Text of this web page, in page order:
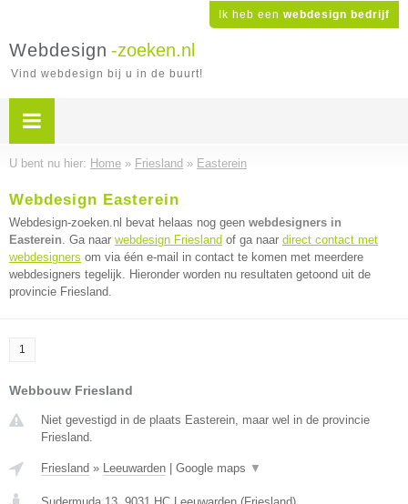
Ik heb een webdesign bedrijf
Webdesign -zoeken.nl
Vind webdesign bij u in de buurt!
U bent nu hier: Home » Friesland » Easterein
Webdesign Easterein
Webdesign-zoeken.nl bevat helaas nog geen webdesigners in
Easterein. Ga naar webdesign Friesland of ga naar direct contact met
webdesigners om via één e-mail in contact te komen met meerdere
webdesigners tegelijk. Hieronder worden nu resultaten getoond uit de
provincie Friesland.
1
Webbouw Friesland
Niet gevestigd in de plaats Easterein, maar wel in de provincie
Friesland.
Friesland » Leeuwarden Google maps ▼